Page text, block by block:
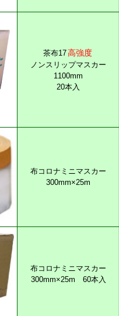
茶布17高強度
ノンスリップマスカー
1100mm
20本入
布コロナミニマスカー
300mm×25m
布コロナミニマスカー
300mm×25m 60本入